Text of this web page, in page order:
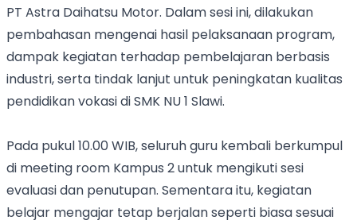
PT Astra Daihatsu Motor. Dalam sesi ini, dilakukan
pembahasan mengenai hasil pelaksanaan program,
dampak kegiatan terhadap pembelajaran berbasis
industri, serta tindak lanjut untuk peningkatan kualitas
pendidikan vokasi di SMK NU 1 Slawi.
Pada pukul 10.00 WIB, seluruh guru kembali berkumpul
di meeting room Kampus 2 untuk mengikuti sesi
evaluasi dan penutupan. Sementara itu, kegiatan
belajar mengajar tetap berjalan seperti biasa sesuai